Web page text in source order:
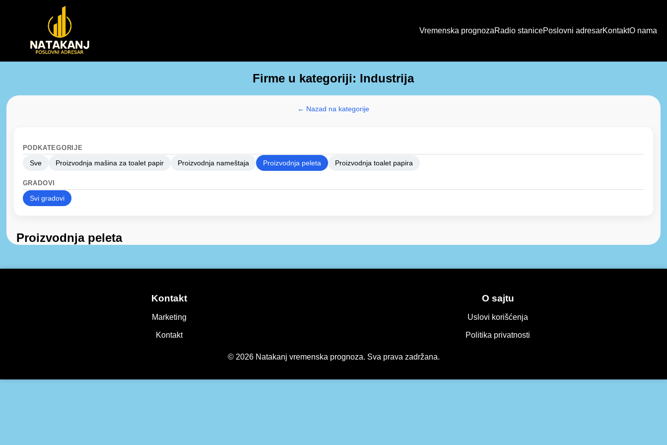
Vremenska prognozaRadio stanicePoslovni adresarKontaktO nama
Firme u kategoriji: Industrija
← Nazad na kategorije
PODKATEGORIJE
Sve Proizvodnja mašina za toalet papir Proizvodnja nameštaja Proizvodnja peleta Proizvodnja toalet papira
GRADOVI
Svi gradovi
Proizvodnja peleta
Kontakt
Marketing
Kontakt
O sajtu
Uslovi korišćenja
Politika privatnosti
© 2026 Natakanj vremenska prognoza. Sva prava zadržana.